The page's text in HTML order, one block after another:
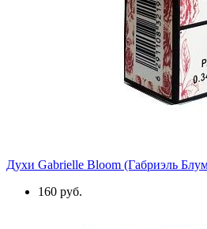
Духи Gabrielle Bloom (Габриэль
160 руб.